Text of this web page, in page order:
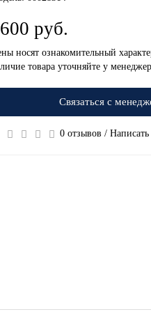
руб.
носят ознакомительный
товара уточняйте у
Связаться с
0 отзывов / Написать